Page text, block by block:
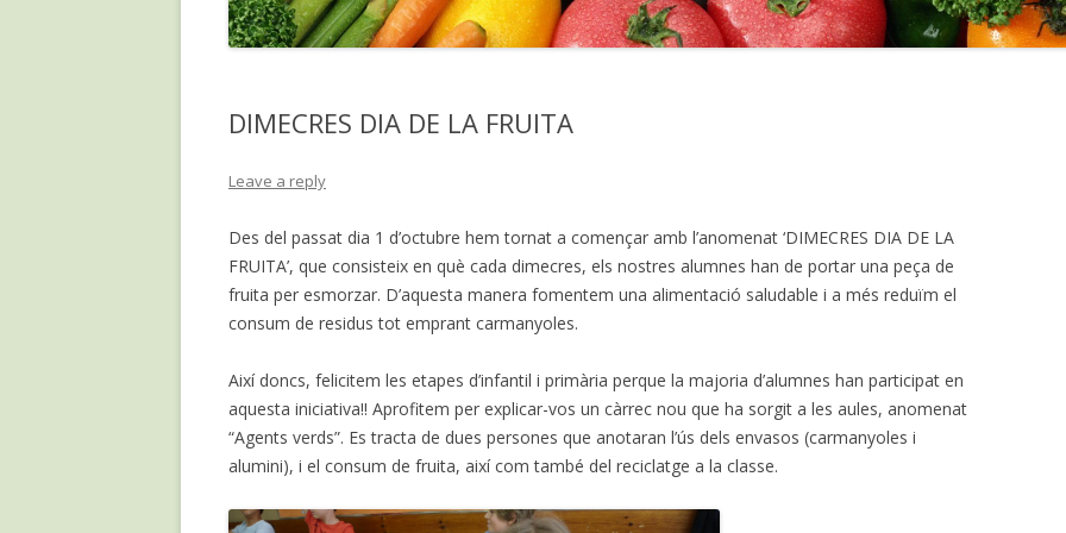
RESUM
DIMECRES DIA DE LA FRUITA
Leave a reply
Des del passat dia 1 d’octubre hem tornat a començar amb l’anomenat ‘DIMECRES DIA DE LA
FRUITA’, que consisteix en què cada dimecres, els nostres alumnes han de portar una peça de
fruita per esmorzar. D’aquesta manera fomentem una alimentació saludable i a més reduïm el
consum de residus tot emprant carmanyoles.
Així doncs, felicitem les etapes d’infantil i primària perque la majoria d’alumnes han participat en
aquesta iniciativa!! Aprofitem per explicar-vos un càrrec nou que ha sorgit a les aules, anomenat
“Agents verds”. Es tracta de dues persones que anotaran l’ús dels envasos (carmanyoles i
alumini), i el consum de fruita, així com també del reciclatge a la classe.